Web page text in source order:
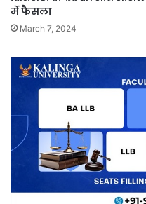
में फैसला
March 7, 2024